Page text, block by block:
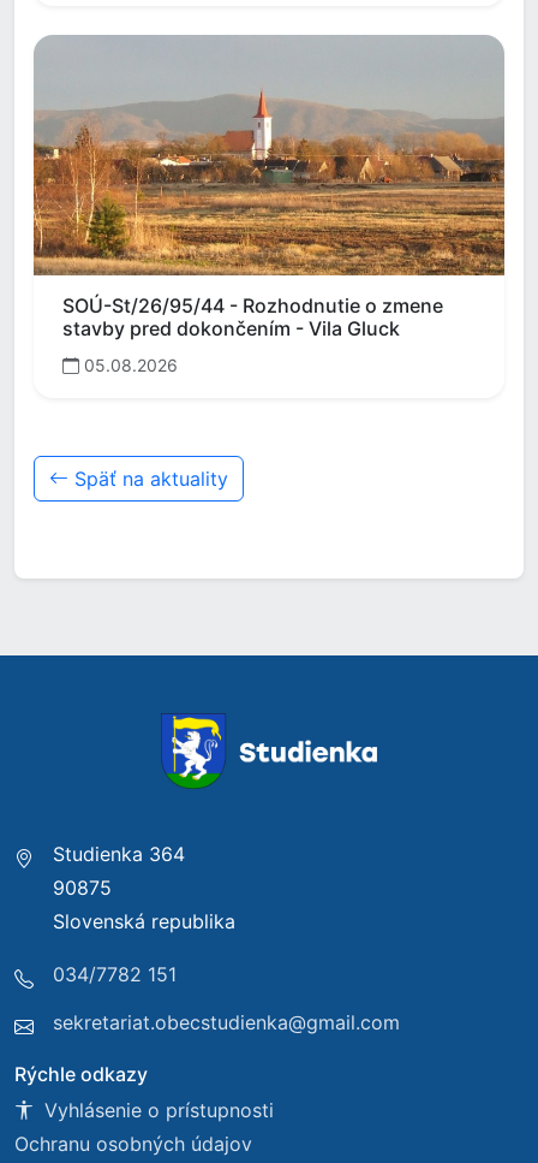
SOÚ-St/26/95/44 - Rozhodnutie o zmene
stavby pred dokončením - Vila Gluck
05.08.2026
Späť na aktuality
Studienka 364
90875
Slovenská republika
034/7782 151
sekretariat.obecstudienka@gmail.com
Rýchle odkazy
Vyhlásenie o prístupnosti
Ochranu osobných údajov